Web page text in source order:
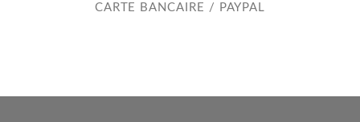
CARTE BANCAIRE / PAYPAL